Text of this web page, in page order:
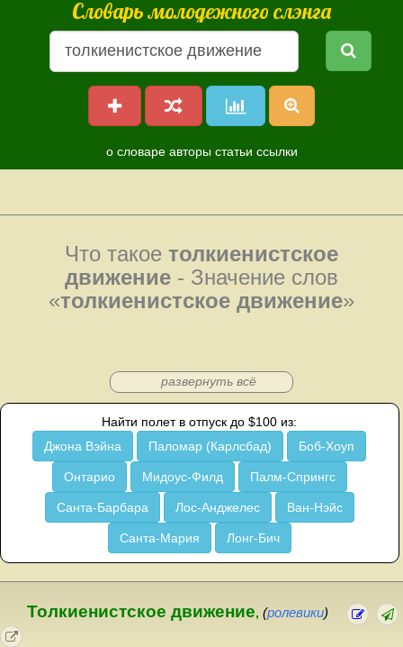
Словарь молодежного слэнга
о словаре авторы статьи ссылки
Что такое толкиенистское
движение - Значение слов
«толкиенистское движение»
развернуть всё
Найти полет в отпуск до $100 из:
Джона Вэйна
Паломар (Карлсбад) Боб-Хоуп
Онтарио Мидоус-Филд Палм-Спрингс
Санта-Барбара Лос-Анджелес Ван-Нэйс
Санта-Мария Лонг-Бич
Толкиенистское движение, (ролевики)